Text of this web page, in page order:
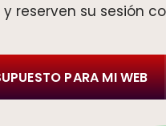
reserven su sesión
PARA MI WEB